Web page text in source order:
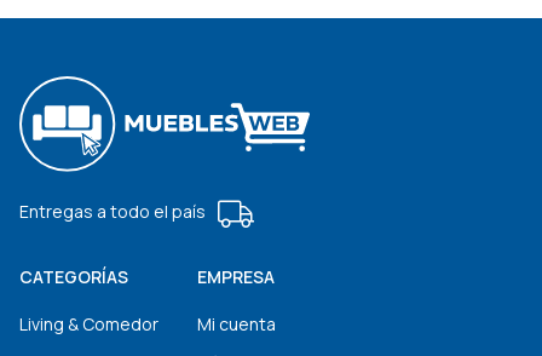
Entregas a todo el país
CATEGORÍAS
Living & Comedor
EMPRESA
Mi cuenta